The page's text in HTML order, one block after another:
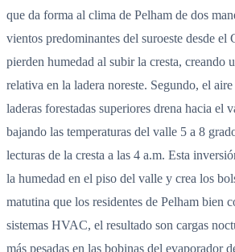
que da forma al clima de Pelham de dos
vientos predominantes del suroeste desde
pierden humedad al subir la cresta, creando
relativa en la ladera noreste. Segundo, el
laderas forestadas superiores drena hacia el
bajando las temperaturas del valle 5 a 8
lecturas de la cresta a las 4 a.m. Esta
la humedad en el piso del valle y crea los
matutina que los residentes de Pelham bien
sistemas HVAC, el resultado son cargas
más pesadas en las bobinas del evaporador